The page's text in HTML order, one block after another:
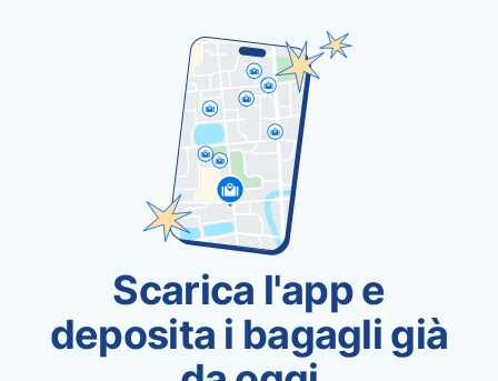
Scarica l'app e
deposita i bagagli già